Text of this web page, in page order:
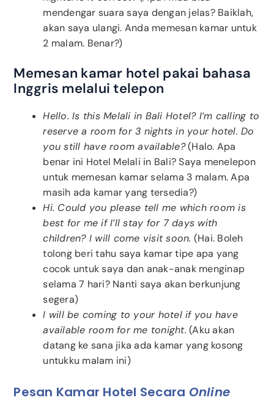
mendengar suara saya dengan jelas? Baiklah,
akan saya ulangi. Anda memesan kamar untuk
2 malam. Benar?)
Memesan kamar hotel pakai bahasa
Inggris melalui telepon
Hello. Is this Melali in Bali Hotel? I’m calling to
reserve a room for 3 nights in your hotel. Do
you still have room available?(Halo. Apa
benar ini Hotel Melali in Bali? Saya menelepon
untuk memesan kamar selama 3 malam. Apa
masih ada kamar yang tersedia?)
Hi. Could you please tell me which room is
best for me if I’ll stay for 7 days with
children? I will come visit soon. (Hai. Boleh
tolong beri tahu saya kamar tipe apa yang
cocok untuk saya dan anak-anak menginap
selama 7 hari? Nanti saya akan berkunjung
segera)
I will be coming to your hotel if you have
available room for me tonight. (Aku akan
datang ke sana jika ada kamar yang kosong
untukku malam ini)
Pesan Kamar Hotel Secara Online